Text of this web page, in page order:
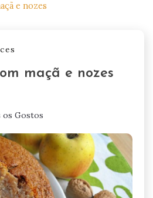
e nozes
maçã e nozes
os Gostos